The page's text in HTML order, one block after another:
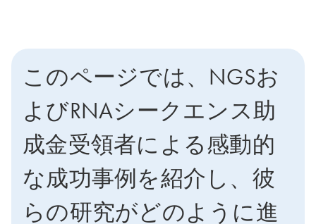
このページでは、NGSお
よびRNAシークエンス助
成金受領者による感動的
な成功事例を紹介し、彼
らの研究がどのように進